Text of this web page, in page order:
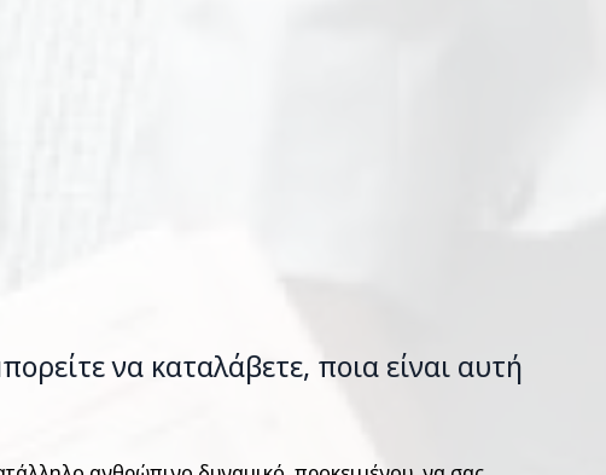
να καταλάβετε, ποια είναι αυτή